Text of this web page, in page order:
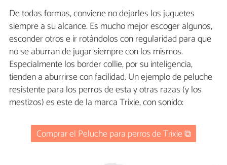
De todas formas, conviene no dejarles los juguetes
siempre a su alcance. Es mucho mejor escoger algunos,
esconder otros e ir rotándolos con regularidad para que
no se aburran de jugar siempre con los mismos.
Especialmente los border collie, por su inteligencia,
tienden a aburrirse con facilidad. Un ejemplo de peluche
resistente para los perros de esta y otras razas (y los
mestizos) es este de la marca Trixie, con sonido:
Comprar el Peluche para perros de Trixie ⧉